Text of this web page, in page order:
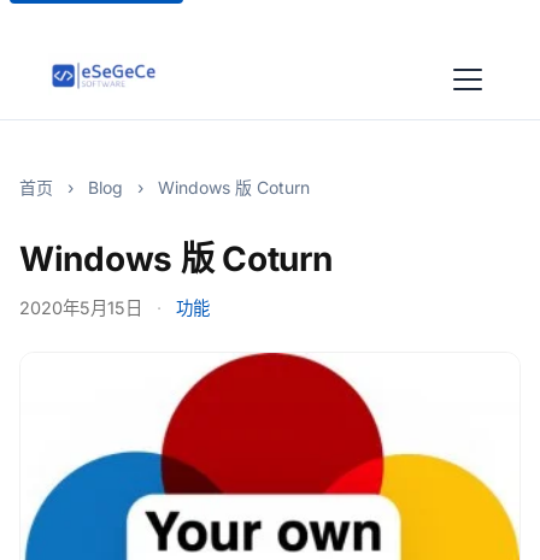
首页 › Blog › Windows 版 Coturn
Windows 版 Coturn
2020年5月15日 · 功能